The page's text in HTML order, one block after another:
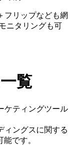
フリップなども網
ニタリングも可
覧
ケティングツール
ィングスに関する
です。